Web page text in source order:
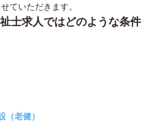
ていただきます。
士求人ではどのような条件
（老健）